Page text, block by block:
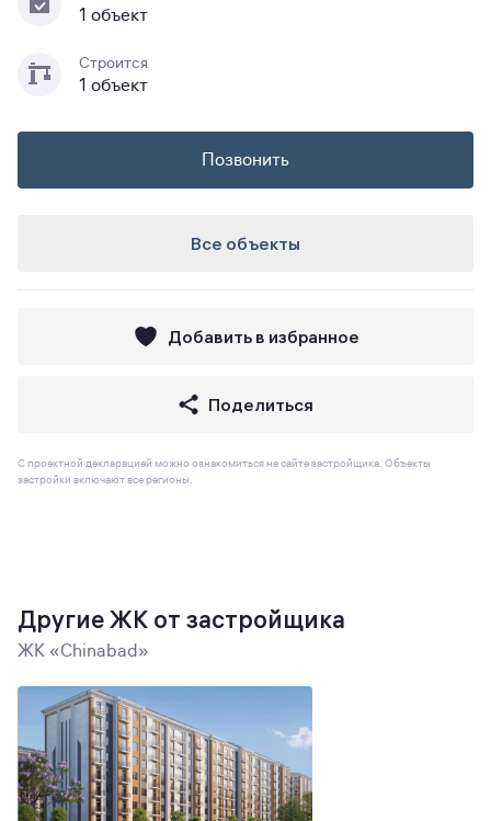
1 объект
Строится
1 объект
Позвонить
Все объекты
Добавить в избранное
Поделиться
С проектной декларацией можно ознакомиться на сайте застройщика. Объекты
застройки включают все регионы.
Другие ЖК от застройщика
ЖК «Chinabad»